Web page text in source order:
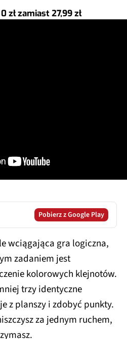
zł zamiast 27,99 zł
Pobierz z Google Play
wciągająca gra logiczna,
zadaniem jest
kolorowych klejnotów.
trzy identyczne
z planszy i zdobyć punkty.
za jednym ruchem,